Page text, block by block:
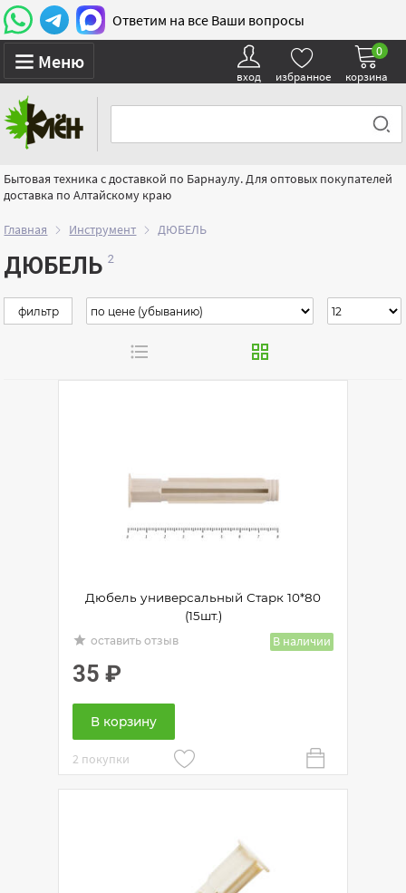
Ответим на все Ваши вопросы
Меню
вход избранное корзина
0
Бытовая техника с доставкой по Барнаулу. Для оптовых покупателей
доставка по Алтайскому краю
Главная Инструмент ДЮБЕЛЬ
ДЮБЕЛЬ
фильтр
Дюбель универсальный Старк 10*80
(15шт.)
grade оставить отзыв В наличии
35 ₽
В корзину
2 покупки